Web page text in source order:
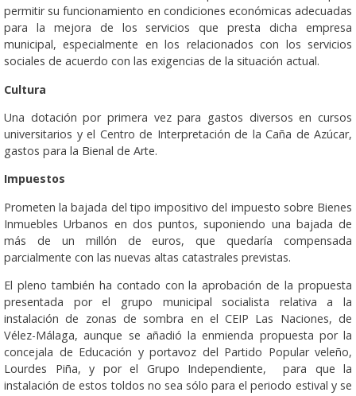
permitir su funcionamiento en condiciones económicas adecuadas
para la mejora de los servicios que presta dicha empresa
municipal, especialmente en los relacionados con los servicios
sociales de acuerdo con las exigencias de la situación actual.
Cultura
Una dotación por primera vez para gastos diversos en cursos
universitarios y el Centro de Interpretación de la Caña de Azúcar,
gastos para la Bienal de Arte.
Impuestos
Prometen la bajada del tipo impositivo del impuesto sobre Bienes
Inmuebles Urbanos en dos puntos, suponiendo una bajada de
más de un millón de euros, que quedaría compensada
parcialmente con las nuevas altas catastrales previstas.
El pleno también ha contado con la aprobación de la propuesta
presentada por el grupo municipal socialista relativa a la
instalación de zonas de sombra en el CEIP Las Naciones, de
Vélez-Málaga, aunque se añadió la enmienda propuesta por la
concejala de Educación y portavoz del Partido Popular veleño,
Lourdes Piña, y por el Grupo Independiente, para que la
instalación de estos toldos no sea sólo para el periodo estival y se